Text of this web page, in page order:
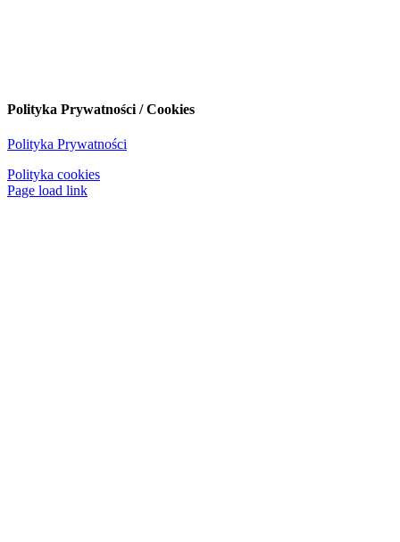
Polityka Prywatności / Cookies
Polityka Prywatności
Polityka cookies
Page load link